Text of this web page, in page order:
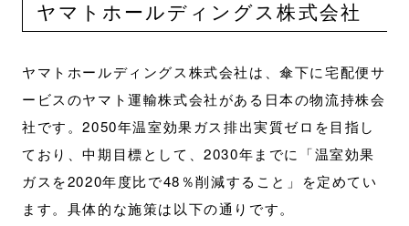
ヤマトホールディングス株式会社
ヤマトホールディングス株式会社は、傘下に宅配便サ
ービスのヤマト運輸株式会社がある日本の物流持株会
社です。2050年温室効果ガス排出実質ゼロを目指し
ており、中期目標として、2030年までに「温室効果
ガスを2020年度比で48％削減すること」を定めてい
ます。具体的な施策は以下の通りです。